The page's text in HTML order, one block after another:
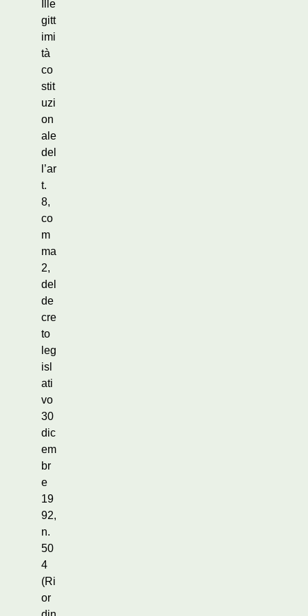
Ille
gitt
imi
tà
co
stit
uzi
on
ale
del
l’ar
t.
8,
co
m
ma
2,
del
de
cre
to
leg
isl
ati
vo
30
dic
em
br
e
19
92,
n.
50
4
(Ri
or